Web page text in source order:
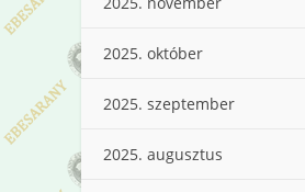
2025. október
2025. szeptember
2025. augusztus